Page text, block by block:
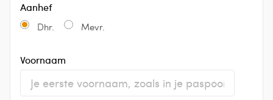
Aanhef
Dhr. Mevr.
Voornaam